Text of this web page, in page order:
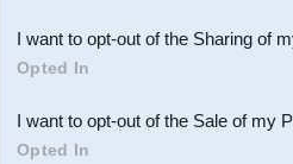
Downstream Participants
third parties.
I want to opt-out of the Sharing of
Opted In
I want to opt-out of the Sale of my
Opted In